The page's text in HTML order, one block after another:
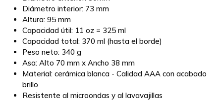
Diámetro interior: 73 mm
Altura: 95 mm
Capacidad útil: 11 oz = 325 ml
Capacidad total: 370 ml (hasta el borde)
Peso neto: 340 g
Asa: Alto 70 mm x Ancho 38 mm
Material: cerámica blanca - Calidad AAA con acabado
brillo
Resistente al microondas y al lavavajillas